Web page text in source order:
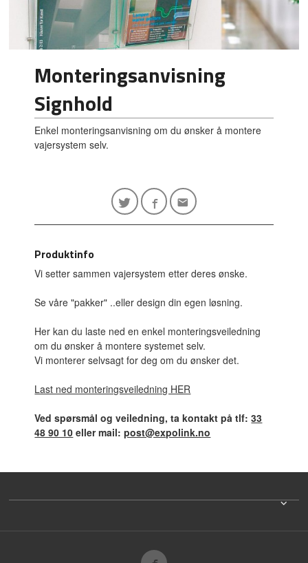
Monteringsanvisning
Signhold
Enkel monteringsanvisning om du ønsker å montere
vajersystem selv.
Produktinfo
Vi setter sammen vajersystem etter deres ønske.
Se våre "pakker" ..eller design din egen løsning.
Her kan du laste ned en enkel monteringsveiledning
om du ønsker å montere systemet selv.
Vi monterer selvsagt for deg om du ønsker det.
Last ned monteringsveiledning HER
Ved spørsmål og veiledning, ta kontakt på tlf:33
48 90 10 eller mail:post@expolink.no